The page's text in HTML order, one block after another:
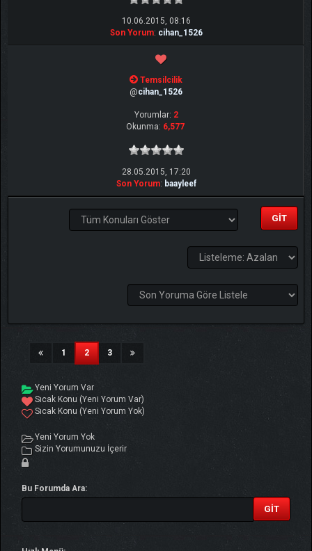
10.06.2015, 08:16
Son Yorum: cihan_1526
Temsilcilik
@cihan_1526
Yorumlar: 2
Okunma: 6,577
28.05.2015, 17:20
Son Yorum: baayleef
1 2(current)
3
Yeni Yorum Var
Sıcak Konu (Yeni Yorum Var)
Sıcak Konu (Yeni Yorum Yok)
Yeni Yorum Yok
Sizin Yorumunuzu İçerir
Bu Forumda Ara: